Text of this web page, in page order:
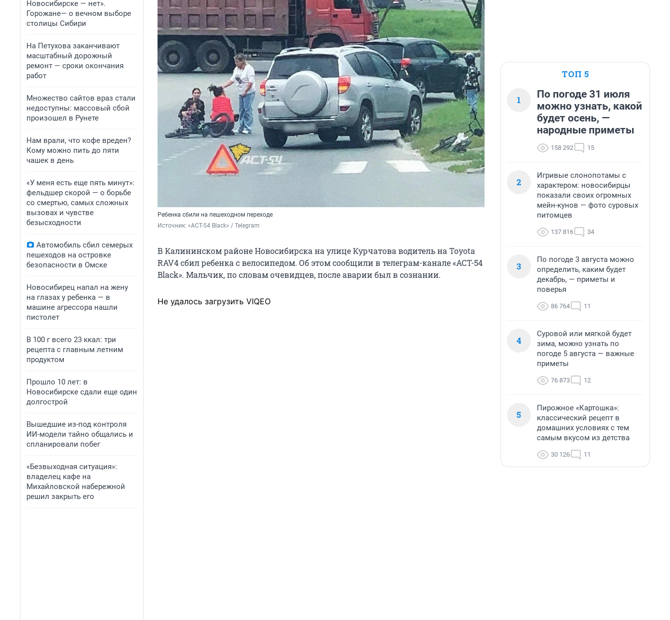
Новосибирске — нет».
Горожане— о вечном выборе
столицы Сибири
На Петухова заканчивают
масштабный дорожный
ремонт — сроки окончания
работ
Множество сайтов враз стали
недоступны: массовый сбой
произошел в Рунете
Нам врали, что кофе вреден?
Кому можно пить до пяти
чашек в день
«У меня есть еще пять минут»:
фельдшер скорой — о борьбе
со смертью, самых сложных
вызовах и чувстве
безысходности
Автомобиль сбил семерых
пешеходов на островке
безопасности в Омске
Новосибирец напал на жену
на глазах у ребенка — в
машине агрессора нашли
пистолет
В 100 г всего 23 ккал: три
рецепта с главным летним
продуктом
Прошло 10 лет: в
Новосибирске сдали еще один
долгострой
Вышедшие из-под контроля
ИИ-модели тайно общались и
спланировали побег
«Безвыходная ситуация»:
владелец кафе на
Михайловской набережной
решил закрыть его
Ребенка сбили на пешеходном переходе
Источник: «АСТ-54 Black» / Telegram
В Калининском районе Новосибирска на улице Курчатова водитель на Toyota
RAV4 сбил ребенка с велосипедом. Об этом сообщили в телеграм-канале «АСТ-54
Black». Мальчик, по словам очевидцев, после аварии был в сознании.
Не удалось загрузить VIQEO
ТОП 5
1
По погоде 31 июля
можно узнать, какой
будет осень, —
народные приметы
158 292 15
2
Игривые слонопотамы с
характером: новосибирцы
показали своих огромных
мейн-кунов — фото суровых
питомцев
137 816 34
3
По погоде 3 августа можно
определить, каким будет
декабрь, — приметы и
поверья
86 764 11
4
Суровой или мягкой будет
зима, можно узнать по
погоде 5 августа — важные
приметы
76 873 12
5
Пирожное «Картошка»:
классический рецепт в
домашних условиях с тем
самым вкусом из детства
30 126 11